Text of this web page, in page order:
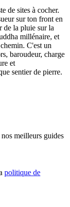
de sites à cocher.
sur ton front en
de la pluie sur la
millénaire, et
C'est un
baroudeur, charge
et
sentier de pierre.
meilleurs guides
politique de